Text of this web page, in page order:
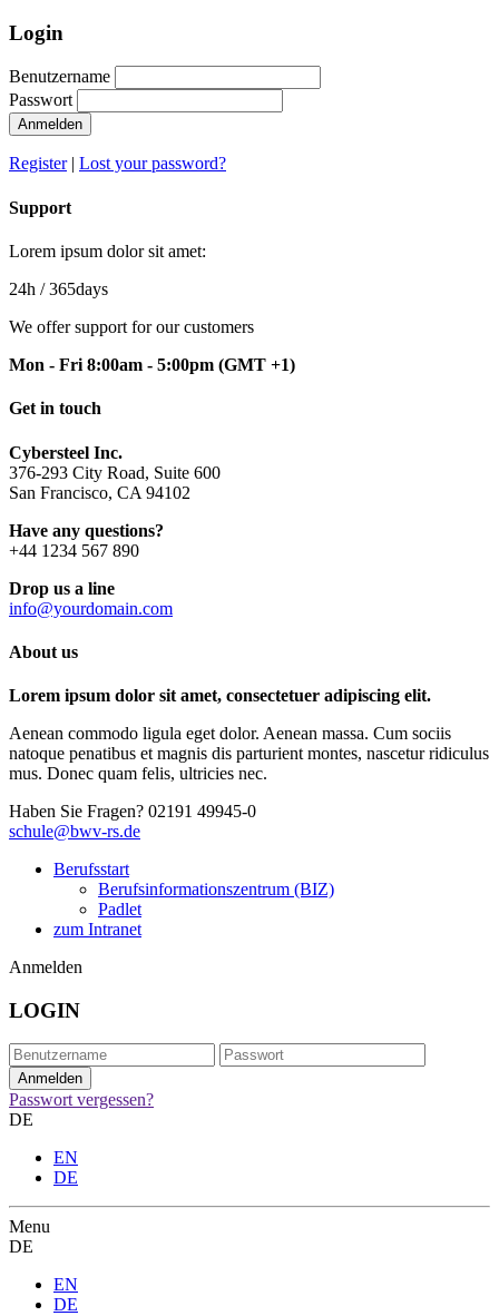
Login
Benutzername
Passwort
Anmelden
Register| Lost your password?
Support
Lorem ipsum dolor sit amet:
24h / 365days
We offer support for our customers
Mon - Fri 8:00am - 5:00pm (GMT +1)
Get in touch
Cybersteel Inc.
376-293 City Road, Suite 600
San Francisco, CA 94102
Have any questions?
+44 1234 567 890
Drop us a line
info@yourdomain.com
About us
Lorem ipsum dolor sit amet, consectetuer adipiscing elit.
Aenean commodo ligula eget dolor. Aenean massa. Cum sociis
natoque penatibus et magnis dis parturient montes, nascetur ridiculus
mus. Donec quam felis, ultricies nec.
Haben Sie Fragen? 02191 49945-0
schule@bwv-rs.de
Berufsstart
Berufsinformationszentrum (BIZ)
Padlet
zum Intranet
Anmelden
LOGIN
Passwort vergessen?
DE
EN
DE
Menu
DE
EN
DE